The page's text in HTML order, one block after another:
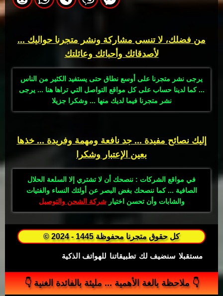
من فضلك، لا تنسى مشاركة ونشر متجرنا حواليك ...
لأصدقائك وأحبائك وعائلتك
يرجى نشر متجرنا على أوسع نطاق حتى يستفيد الكثير من الناس
... كما لدينا حساب على كل مواقع التواصل التي تراها هنا ... يرجى
نشر متجرنا فيما لديك منها ... وشكرا جزيلا
إليك نصائح مفيدة ... جد نافعة ومهمة وفريدة ... خذها
بعين الإعتبار وشكرا
في مواقع الشركات : ننصحك أن لا تشتري إلا السلعة الحلال
الصافية ... كما ننصحك بغض البصر عن أولئك النساء والفتيات
والشابات وأن تحسن اختيارشركة الشحن والتوصيل
© 2024 - 1445 كل حقوق متجرنا محفوظة
للهواتف الذكية تطبيقاتنا سنضيف لك مستقبلا
👇 ملاحظة بالغة الأهمية ... مليئة بالفائدة الغنية 👇